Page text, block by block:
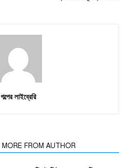
গল্পের লাইব্রেরি
MORE FROM AUTHOR